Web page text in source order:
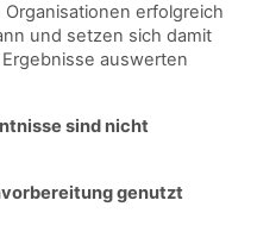
erfolgreich
und setzen sich damit
auswerten
sind nicht
genutzt